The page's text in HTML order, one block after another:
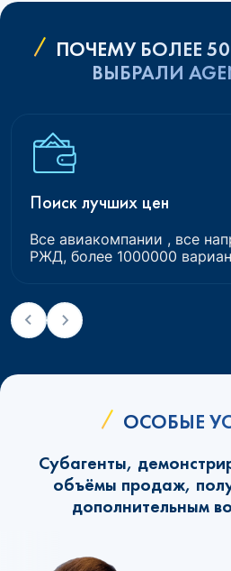
ПОЧЕМУ БОЛЕЕ
ВЫБРАЛИ
Поиск лучших цен
Все авиакомпании , все
РЖД, более 1000000
ОСОБЫЕ
Субагенты,
объёмы продаж,
дополнительным